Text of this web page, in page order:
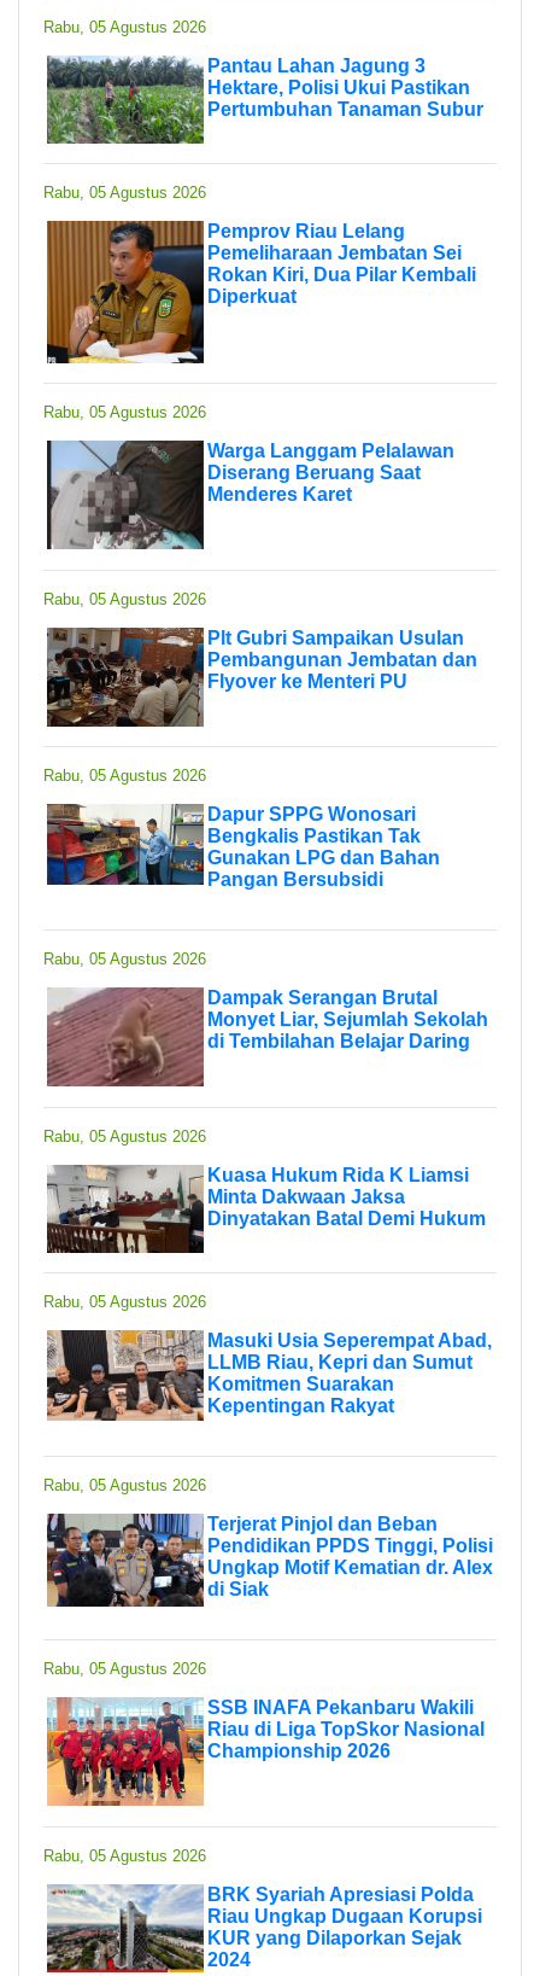
Rabu, 05 Agustus 2026
Pantau Lahan Jagung 3
Hektare, Polisi Ukui Pastikan
Pertumbuhan Tanaman Subur
Rabu, 05 Agustus 2026
Pemprov Riau Lelang
Pemeliharaan Jembatan Sei
Rokan Kiri, Dua Pilar Kembali
Diperkuat
Rabu, 05 Agustus 2026
Warga Langgam Pelalawan
Diserang Beruang Saat
Menderes Karet
Rabu, 05 Agustus 2026
Plt Gubri Sampaikan Usulan
Pembangunan Jembatan dan
Flyover ke Menteri PU
Rabu, 05 Agustus 2026
Dapur SPPG Wonosari
Bengkalis Pastikan Tak
Gunakan LPG dan Bahan
Pangan Bersubsidi
Rabu, 05 Agustus 2026
Dampak Serangan Brutal
Monyet Liar, Sejumlah Sekolah
di Tembilahan Belajar Daring
Rabu, 05 Agustus 2026
Kuasa Hukum Rida K Liamsi
Minta Dakwaan Jaksa
Dinyatakan Batal Demi Hukum
Rabu, 05 Agustus 2026
Masuki Usia Seperempat Abad,
LLMB Riau, Kepri dan Sumut
Komitmen Suarakan
Kepentingan Rakyat
Rabu, 05 Agustus 2026
Terjerat Pinjol dan Beban
Pendidikan PPDS Tinggi, Polisi
Ungkap Motif Kematian dr. Alex
di Siak
Rabu, 05 Agustus 2026
SSB INAFA Pekanbaru Wakili
Riau di Liga TopSkor Nasional
Championship 2026
Rabu, 05 Agustus 2026
BRK Syariah Apresiasi Polda
Riau Ungkap Dugaan Korupsi
KUR yang Dilaporkan Sejak
2024